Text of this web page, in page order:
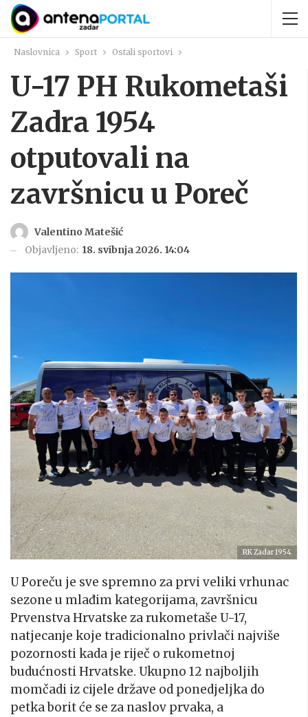
Naslovnica Sport Ostali sportovi
U-17 PH Rukometaši
Zadra 1954
otputovali na
završnicu u Poreč
Valentino Matešić
Objavljeno: 18. svibnja 2026. 14:04
RK Zadar 1954
U Poreču je sve spremno za prvi veliki vrhunac
sezone u mlađim kategorijama, završnicu
Prvenstva Hrvatske za rukometaše U-17,
natjecanje koje tradicionalno privlači najviše
pozornosti kada je riječ o rukometnoj
budućnosti Hrvatske. Ukupno 12 najboljih
momčadi iz cijele države od ponedjeljka do
petka borit će se za naslov prvaka, a